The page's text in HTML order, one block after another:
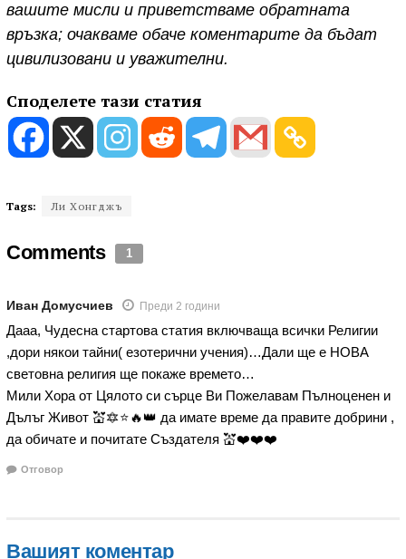
вашите мисли и приветстваме обратната
връзка; очакваме обаче коментарите да бъдат
цивилизовани и уважителни.
Споделете тази статия
Tags: Ли Хонгджъ
Comments 1
Иван Домусчиев Преди 2 години
Дааа, Чудесна стартова статия включваща всички Религии
,дори някои тайни( езотерични учения)…Дали ще е НОВА
световна религия ще покаже времето…
Мили Хора от Цялото си сърце Ви Пожелавам Пълноценен и
Дълъг Живот 💒🔯⭐🔥👑 да имате време да правите добрини ,
да обичате и почитате Създателя 💒❤️❤️❤️
Отговор
Вашият коментар